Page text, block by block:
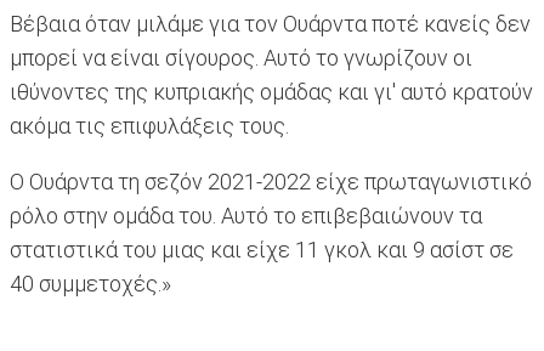
Βέβαια όταν μιλάμε για τον Ουάρντα ποτέ κανείς δεν
μπορεί να είναι σίγουρος. Αυτό το γνωρίζουν οι
ιθύνοντες της κυπριακής ομάδας και γι' αυτό κρατούν
ακόμα τις επιφυλάξεις τους.
Ο Ουάρντα τη σεζόν 2021-2022 είχε πρωταγωνιστικό
ρόλο στην ομάδα του. Αυτό το επιβεβαιώνουν τα
στατιστικά του μιας και είχε 11 γκολ και 9 ασίστ σε
40 συμμετοχές.»